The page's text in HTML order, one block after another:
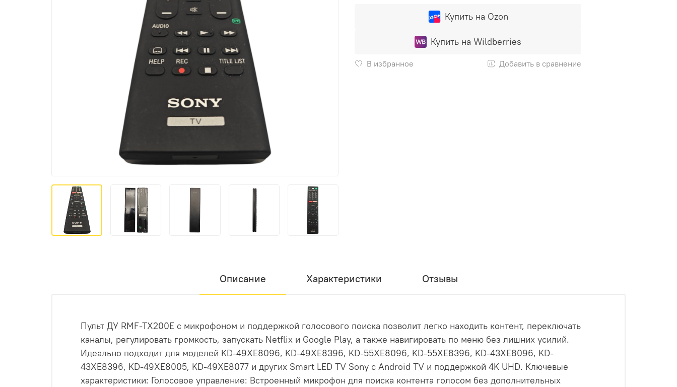
Купить на Ozon
Купить на Wildberries
В избранное Добавить в сравнение
Описание Характеристики Отзывы
Пульт ДУ RMF-TX200E с микрофоном и поддержкой голосового поиска позволит легко находить контент, переключать
каналы, регулировать громкость, запускать Netflix и Google Play, а также навигировать по меню без лишних усилий.
Идеально подходит для моделей KD-49XE8096, KD-49XE8396, KD-55XE8096, KD-55XE8396, KD-43XE8096, KD-
43XE8396, KD-49XE8005, KD-49XE8077 и других Smart LED TV Sony с Android TV и поддержкой 4K UHD. Ключевые
характеристики: Голосовое управление: Встроенный микрофон для поиска контента голосом без дополнительных